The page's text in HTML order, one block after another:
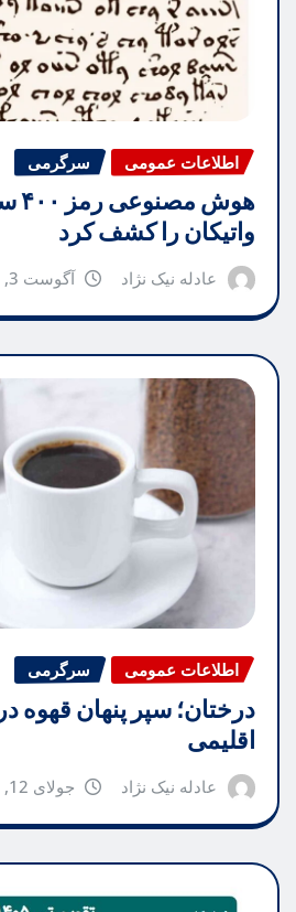
اطلاعات عمومی سرگرمی
واتیکان را کشف کرد
عادله نیک نژاد آگوست 3, 2026
اطلاعات عمومی سرگرمی
درختان؛ سپر پنهان قهوه
اقلیمی
عادله نیک نژاد جولای 12, 2026